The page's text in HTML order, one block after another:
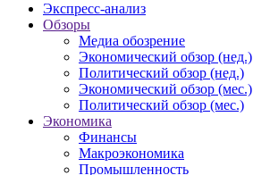
Экспресс-анализ
Обзоры
Медиа обозрение
Экономический обзор (нед.)
Политический обзор (нед.)
Экономический обзор (мес.)
Политический обзор (мес.)
Экономика
Финансы
Макроэкономика
Промышленность